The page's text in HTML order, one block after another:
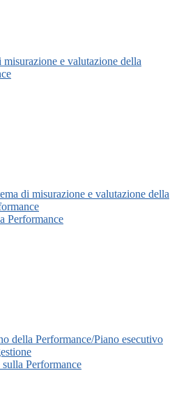
misurazione e valutazione della
di misurazione e valutazione della
Performance
della Performance/Piano esecutivo
Performance